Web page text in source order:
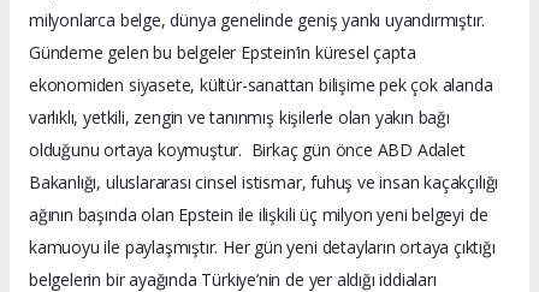
milyonlarca belge, dünya genelinde geniş yankı uyandırmıştır.
Gündeme gelen bu belgeler Epstein’in küresel çapta
ekonomiden siyasete, kültür-sanattan bilişime pek çok alanda
varlıklı, yetkili, zengin ve tanınmış kişilerle olan yakın bağı
olduğunu ortaya koymuştur. Birkaç gün önce ABD Adalet
Bakanlığı, uluslararası cinsel istismar, fuhuş ve insan kaçakçılığı
ağının başında olan Epstein ile ilişkili üç milyon yeni belgeyi de
kamuoyu ile paylaşmıştır. Her gün yeni detayların ortaya çıktığı
belgelerin bir ayağında Türkiye’nin de yer aldığı iddiaları